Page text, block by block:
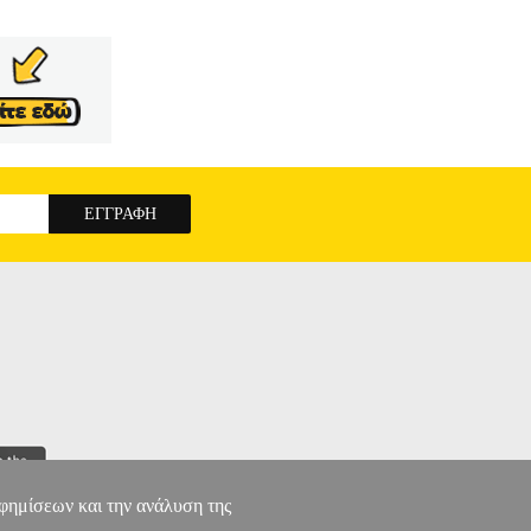
και την ανάλυση της